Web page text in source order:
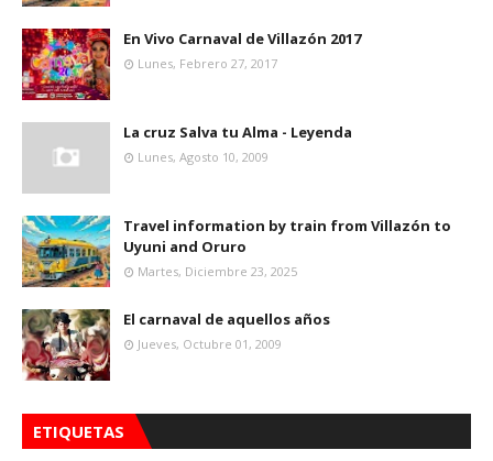
En Vivo Carnaval de Villazón 2017
Lunes, Febrero 27, 2017
La cruz Salva tu Alma - Leyenda
Lunes, Agosto 10, 2009
Travel information by train from Villazón to
Uyuni and Oruro
Martes, Diciembre 23, 2025
El carnaval de aquellos años
Jueves, Octubre 01, 2009
ETIQUETAS